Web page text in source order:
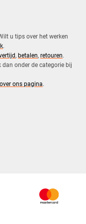
u tips over het werken
.
, betalen, retouren.​
onder de categorie bij
over ons pagina.